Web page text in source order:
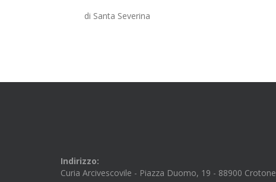
di Santa Severina
Indirizzo:
Curia Arcivescovile - Piazza Duomo, 19 - 88900 Crotone